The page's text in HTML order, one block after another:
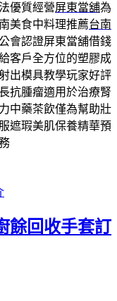
優質經營屏東當舖為
美食中料理推薦台南
會認證屏東當舖借錢
客戶全方位的塑膠成
出模具教學玩家好評
抗腫瘤適用於治療腎
中藥茶飲僅為幫助壯
遮瑕美肌保養精華預
餘回收手套訂